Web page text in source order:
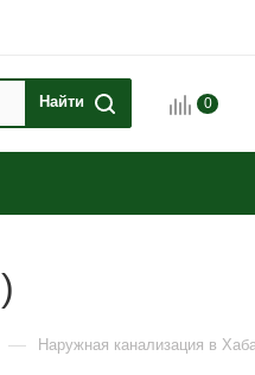
0
— Наружная канализация в